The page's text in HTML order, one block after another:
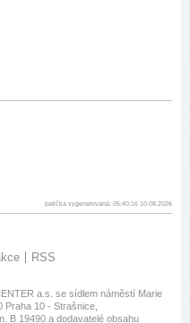
patička vygenerovaná: 05:40:16 10.08.2026
RSS
a.s. se sídlem náměstí Marie
Praha 10 - Strašnice,
B 19490 a dodavatelé obsahu